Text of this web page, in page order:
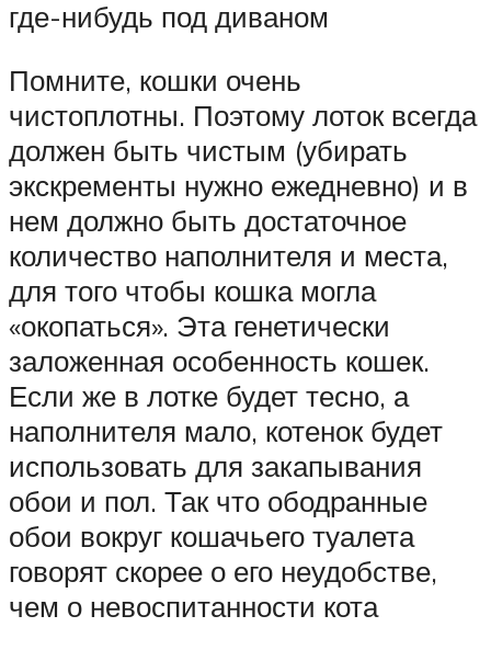
где-нибудь под диваном
Помните, кошки очень
чистоплотны. Поэтому лоток всегда
должен быть чистым (убирать
экскременты нужно ежедневно) и в
нем должно быть достаточное
количество наполнителя и места,
для того чтобы кошка могла
«окопаться». Эта генетически
заложенная особенность кошек.
Если же в лотке будет тесно, а
наполнителя мало, котенок будет
использовать для закапывания
обои и пол. Так что ободранные
обои вокруг кошачьего туалета
говорят скорее о его неудобстве,
чем о невоспитанности кота